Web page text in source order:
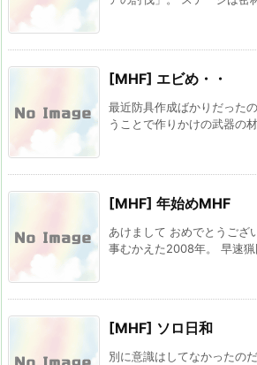
[MHF] エビめ・・
最近防具作成ばかりだった
うことで作りかけの武器の
[MHF] 年始めMHF
あけまして おめでとうござ
事むかえた2008年。 早速
[MHF] ソロ日和
別に意識はしてなかったの